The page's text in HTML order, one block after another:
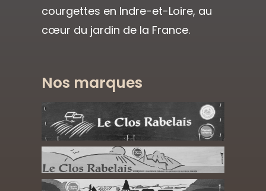
courgettes en Indre-et-Loire, au
cœur du jardin de la France.
Nos marques